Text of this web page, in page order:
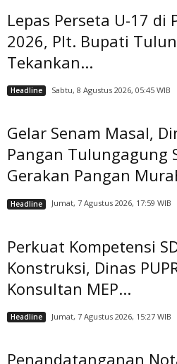
Lepas Perseta U-17 di
2026, Plt. Bupati
Tekankan...
Headline Sabtu, 8 Agustus 2026, 05:45 WIB
Gelar Senam Masal,
Pangan Tulungagung
Gerakan Pangan
Headline Jumat, 7 Agustus 2026, 17:59 WIB
Perkuat Kompetensi
Konstruksi, Dinas
Konsultan MEP...
Headline Jumat, 7 Agustus 2026, 15:27 WIB
Penandatanganan